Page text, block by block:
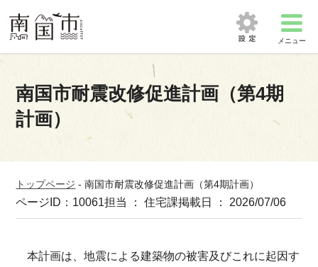
メニュー
南国市耐震改修促進計画（第4期
計画）
トップページ -南国市耐震改修促進計画（第4期計画）
ページID：10061担当 ： 住宅課掲載日 ： 2026/07/06
本計画は、地震による建築物の被害及びこれに起因す